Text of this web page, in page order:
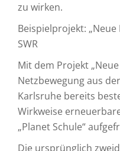
zu wirken.
Beispielprojekt:
SWR
Mit dem Projekt
Netzbewegung aus
Karlsruhe bereits
Wirkweise
„Planet Schule“
Die ursprünglich